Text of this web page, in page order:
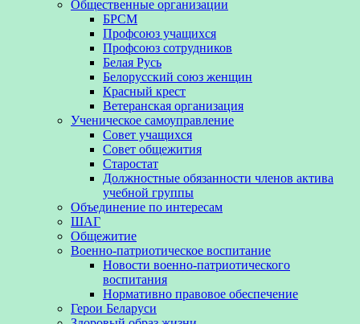
Общественные организации
БРСМ
Профсоюз учащихся
Профсоюз сотрудников
Белая Русь
Белорусский союз женщин
Красный крест
Ветеранская организация
Ученическое самоуправление
Совет учащихся
Совет общежития
Старостат
Должностные обязанности членов актива
учебной группы
Объединение по интересам
ШАГ
Общежитие
Военно-патриотическое воспитание
Новости военно-патриотического
воспитания
Нормативно правовое обеспечение
Герои Беларуси